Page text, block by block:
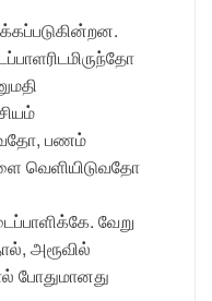
பணம்
வெளியிடுவதோ
வேறு
அரூவில்
போதுமானது